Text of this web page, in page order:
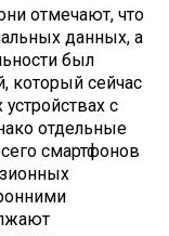
отмечают, что
данных, а
был
который сейчас
с
отдельные
смартфонов